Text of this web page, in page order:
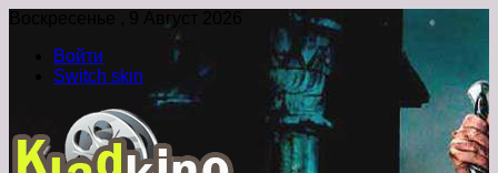
Воскресенье , 9 Август 2026
Войти
Switch skin